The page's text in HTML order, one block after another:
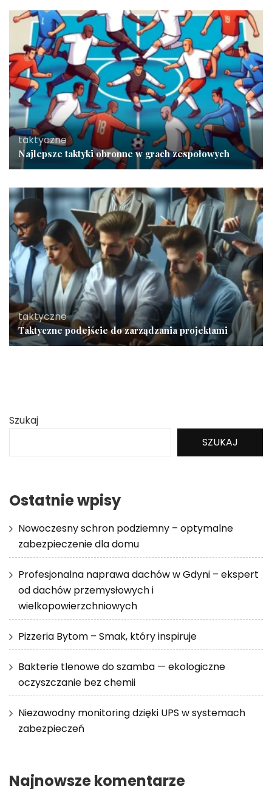
taktyczne
Najlepsze taktyki obronne w grach zespołowych
taktyczne
Taktyczne podejście do zarządzania projektami
Szukaj
SZUKAJ
Ostatnie wpisy
Nowoczesny schron podziemny – optymalne
zabezpieczenie dla domu
Profesjonalna naprawa dachów w Gdyni – ekspert
od dachów przemysłowych i
wielkopowierzchniowych
Pizzeria Bytom – Smak, który inspiruje
Bakterie tlenowe do szamba — ekologiczne
oczyszczanie bez chemii
Niezawodny monitoring dzięki UPS w systemach
zabezpieczeń
Najnowsze komentarze